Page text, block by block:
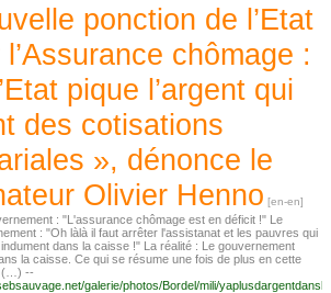
ponction de l’Etat
l’Assurance chômage :
pique l’argent qui
des cotisations
», dénonce le
Olivier Henno
: "L'assurance chômage est en déficit !" Le
: "Oh làlà il faut arrêter l'assistanat et les pauvres qui
dans la caisse !" La réalité : Le gouvernement
la caisse. Ce qui se résume une fois de plus en cette
(…) --
galerie/photos/Bordel/mili/